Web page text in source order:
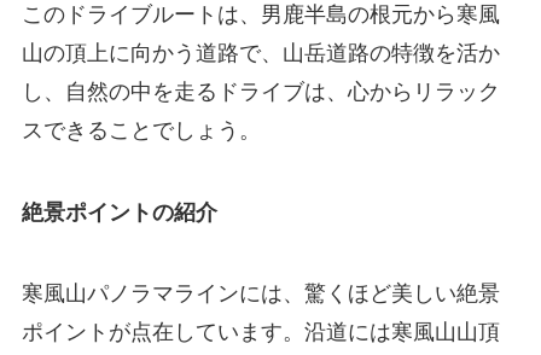
このドライブルートは、男鹿半島の根元から寒風
山の頂上に向かう道路で、山岳道路の特徴を活か
し、自然の中を走るドライブは、心からリラック
スできることでしょう。
絶景ポイントの紹介
寒風山パノラマラインには、驚くほど美しい絶景
ポイントが点在しています。沿道には寒風山山頂